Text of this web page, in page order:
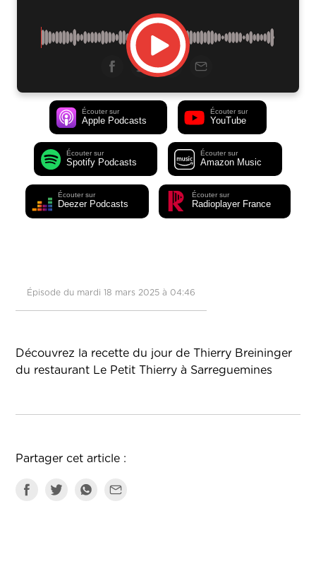
Écouter sur
Apple Podcasts
Écouter sur
YouTube
Écouter sur
Spotify Podcasts
Écouter sur
Amazon Music
Écouter sur
Deezer Podcasts
Écouter sur
Radioplayer France
Épisode du mardi 18 mars 2025 à 04:46
Découvrez la recette du jour de Thierry Breininger
du restaurant Le Petit Thierry à Sarreguemines
Partager cet article :